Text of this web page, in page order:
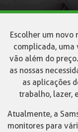
Escolher um
complicada, uma
vão além do
as nossas
as aplicações
trabalho, lazer,
Atualmente, a
monitores para